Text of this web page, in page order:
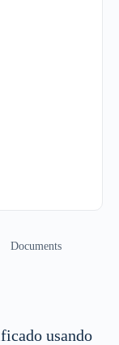
Documents
usando